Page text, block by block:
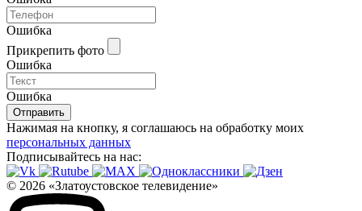
Ошибка
Прикрепить фото
Ошибка
Ошибка
Отправить
Нажимая на кнопку, я соглашаюсь на обработку моих
персональных данных
Подписывайтесь на нас:
© 2026 «Златоустовское телевидение»